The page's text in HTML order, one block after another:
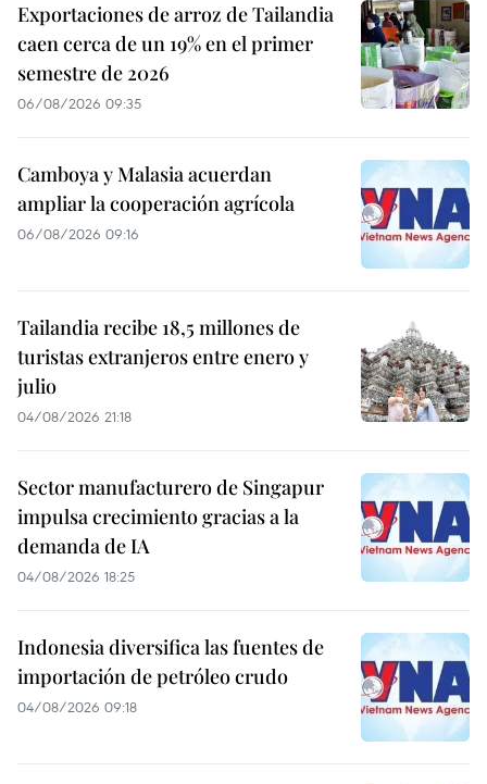
Exportaciones de arroz de Tailandia
caen cerca de un 19% en el primer
semestre de 2026
06/08/2026 09:35
Camboya y Malasia acuerdan
ampliar la cooperación agrícola
06/08/2026 09:16
Tailandia recibe 18,5 millones de
turistas extranjeros entre enero y
julio
04/08/2026 21:18
Sector manufacturero de Singapur
impulsa crecimiento gracias a la
demanda de IA
04/08/2026 18:25
Indonesia diversifica las fuentes de
importación de petróleo crudo
04/08/2026 09:18